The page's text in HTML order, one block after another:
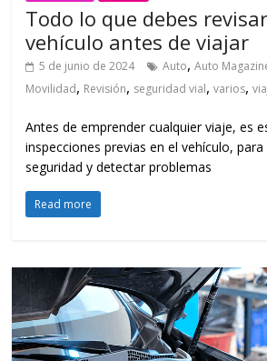
Todo lo que debes
vehículo antes de viajar
5 de junio de 2024 Auto,Auto
Movilidad, Revisión, seguridad vial,varios,
Antes de emprender cualquier viaje, es
inspecciones previas en el vehículo,
seguridad y detectar problemas
Read more